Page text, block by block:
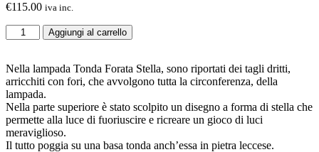
€115.00 iva inc.
Aggiungi al carrello
Nella lampada Tonda Forata Stella, sono riportati dei tagli dritti,
arricchiti con fori, che avvolgono tutta la circonferenza, della
lampada.
Nella parte superiore è stato scolpito un disegno a forma di stella che
permette alla luce di fuoriuscire e ricreare un gioco di luci
meraviglioso.
Il tutto poggia su una basa tonda anch’essa in pietra leccese.